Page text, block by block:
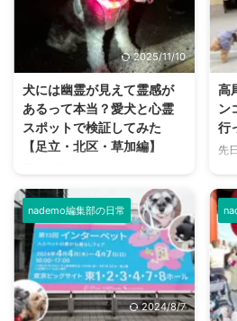
2025/11/10
犬には幽霊が見えて霊感が
あるって本当？愛犬と心霊
スポットで検証してみた
【足立・北区・草加編】
いて唸りだしたり吠えたりした！
このようなことを経験をしたり見
たことがある方は、多いのではな
いでしょうか？ 「まさか…何かが
見えている？…」 これは検証して
みたいと思い、nademo編集部の
ワンコと一緒に心霊スポットに行
ってみることにしました。 夏の
高
ン
行
先
た
山
に
る
ー
と
尾
の
nademo編集部の日常
2024/8/7